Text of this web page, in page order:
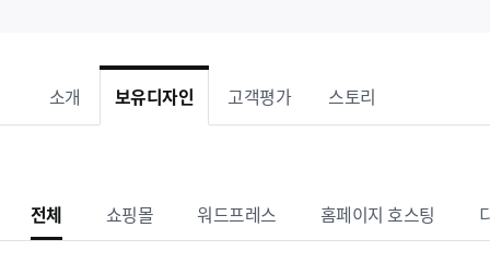
소개 보유디자인 고객평가 스토리
전체 쇼핑몰 워드프레스 홈페이지 호스팅